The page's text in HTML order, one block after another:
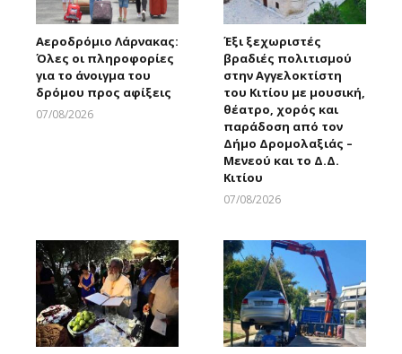
Αεροδρόμιο Λάρνακας:
Όλες οι πληροφορίες
για το άνοιγμα του
δρόμου προς αφίξεις
07/08/2026
Έξι ξεχωριστές
βραδιές πολιτισμού
στην Αγγελοκτίστη
του Κιτίου με μουσική,
θέατρο, χορός και
παράδοση από τον
Δήμο Δρομολαξιάς –
Μενεού και το Δ.Δ.
Κιτίου
07/08/2026